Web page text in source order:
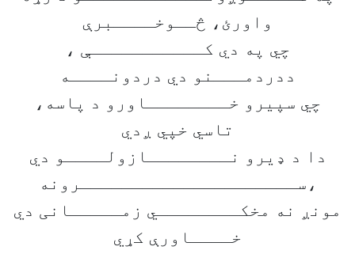
واورئ، څــوخــــبرې
چي په دي کـــــــــــې ،
ددردمـــنو دي دردونــــه
چي سپیرو خــــــــاورو د پاسه،
تاسي خپي ږدي
دا د ډیرو نــــــــازولــــو دي
،ســـــــــــــــــــــرونه
مونږ نه مخکــــــــي زمـــــانی دي
خــــاورې کړي